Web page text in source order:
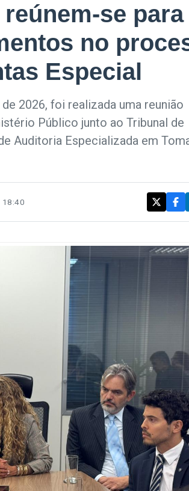
reúnem-se para
no
Especial
2026, foi realizada uma reunião
Público junto ao Tribunal de
Auditoria Especializada em
18:40